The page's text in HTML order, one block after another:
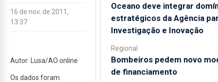
16 de nov. de 2011,
13:37
Autor: Lusa/AO online
Os dados foram
Oceano deve integrar
estratégicos da Agência
Investigação e Inovação
Regional
Bombeiros pedem novo
de financiamento